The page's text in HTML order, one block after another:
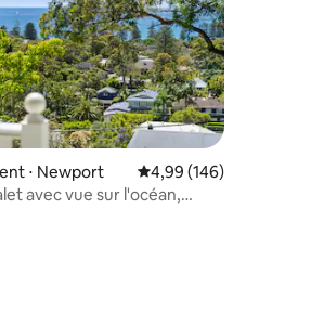
de 425 commentaires : 4,87 sur 5
⋅ Newport Évaluation moyenne
4,99 (146)
avec vue sur l'océan,